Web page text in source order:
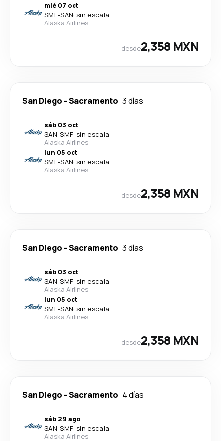
mié 07 oct
SMF-SAN· sin escala
Alaska Airlines
desde2,358 MXN
San Diego -Sacramento 3 días
sáb 03 oct
SAN-SMF· sin escala
Alaska Airlines
lun 05 oct
SMF-SAN· sin escala
Alaska Airlines
desde2,358 MXN
San Diego -Sacramento 3 días
sáb 03 oct
SAN-SMF· sin escala
Alaska Airlines
lun 05 oct
SMF-SAN· sin escala
Alaska Airlines
desde2,358 MXN
San Diego -Sacramento 4 días
sáb 29 ago
SAN-SMF· sin escala
Alaska Airlines